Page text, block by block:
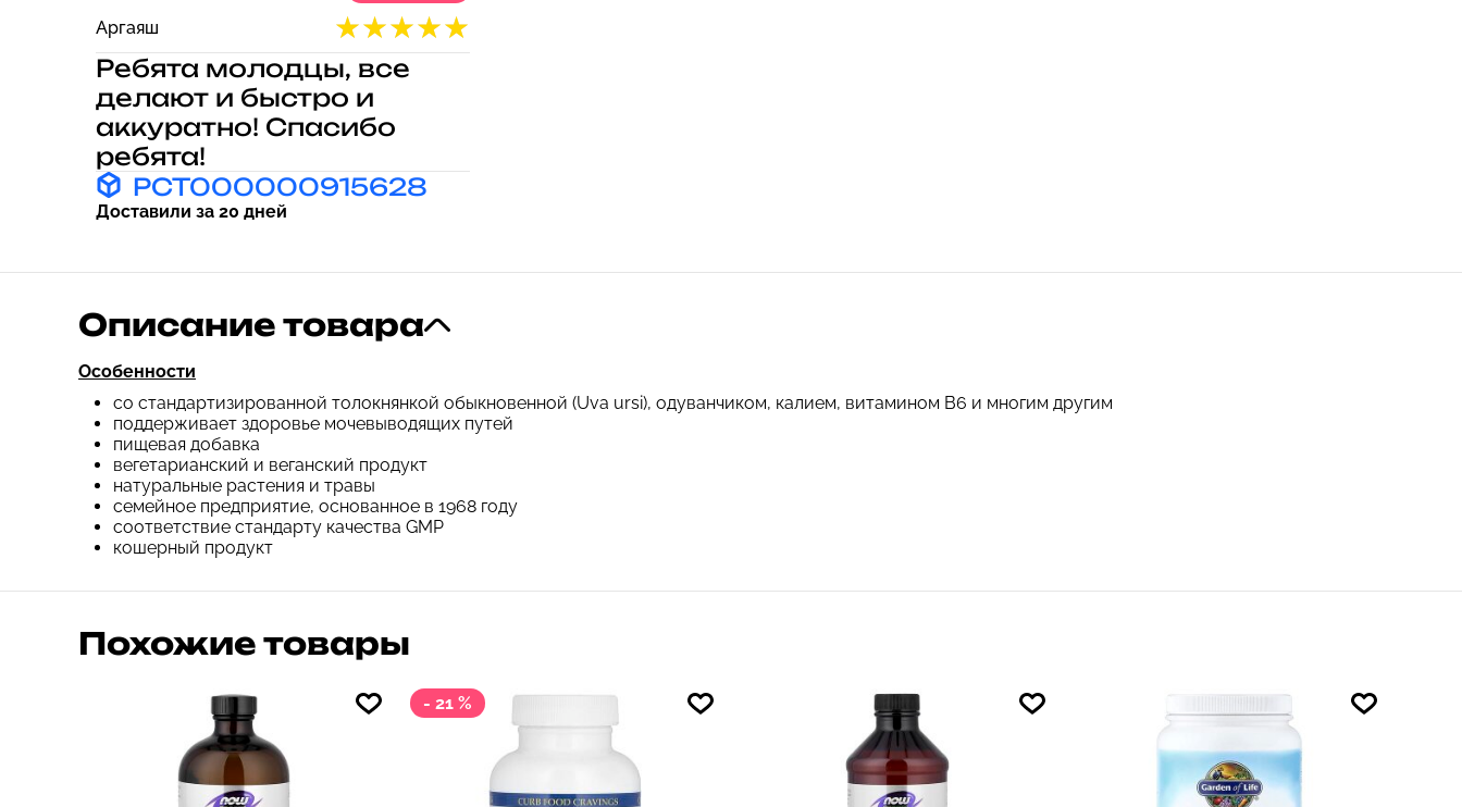
Аргаяш
Ребята молодцы, все
делают и быстро и
аккуратно! Спасибо
ребята!
PCT000000915628
Доставили за 20 дней
Описание товара
Особенности
со стандартизированной толокнянкой обыкновенной (Uva ursi), одуванчиком, калием, витамином B6 и многим другим
поддерживает здоровье мочевыводящих путей
пищевая добавка
вегетарианский и веганский продукт
натуральные растения и травы
семейное предприятие, основанное в 1968 году
соответствие стандарту качества GMP
кошерный продукт
Похожие товары
- 21 %